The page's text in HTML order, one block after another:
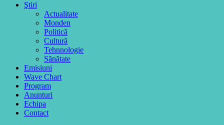
Ştiri
Actualitate
Monden
Politică
Cultură
Tehnnologie
Sănătate
Emisiuni
Wave Chart
Program
Anunturi
Echipa
Contact